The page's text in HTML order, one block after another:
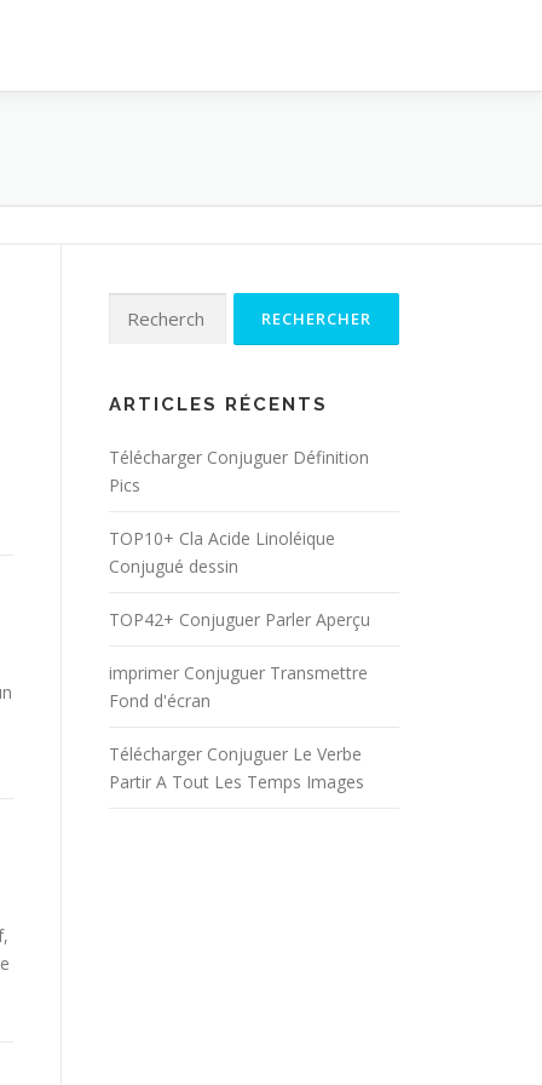
Rechercher :
ARTICLES RÉCENTS
Télécharger Conjuguer Définition
Pics
TOP10+ Cla Acide Linoléique
Conjugué dessin
TOP42+ Conjuguer Parler Aperçu
imprimer Conjuguer Transmettre
Fond d'écran
Télécharger Conjuguer Le Verbe
Partir A Tout Les Temps Images